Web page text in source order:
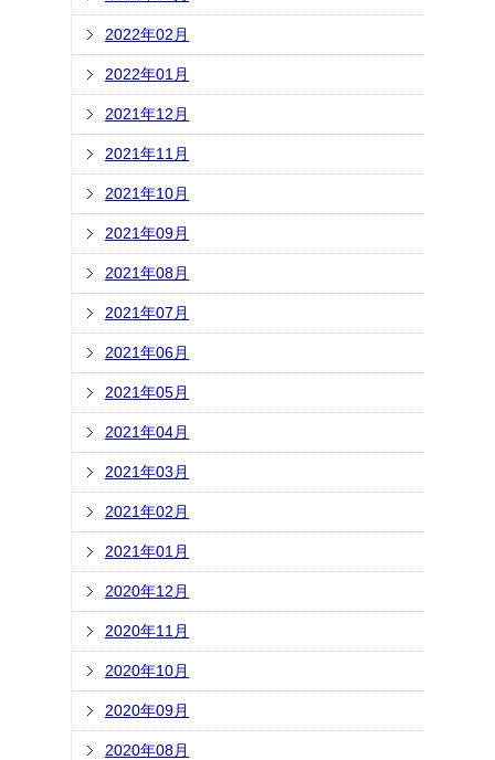
2022年02月
2022年01月
2021年12月
2021年11月
2021年10月
2021年09月
2021年08月
2021年07月
2021年06月
2021年05月
2021年04月
2021年03月
2021年02月
2021年01月
2020年12月
2020年11月
2020年10月
2020年09月
2020年08月